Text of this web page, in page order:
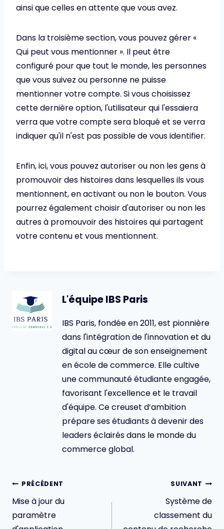
ainsi que celles en attente que vous avez.
Dans la troisième section, vous pouvez gérer «
Qui peut vous mentionner ». Il peut être
configuré pour que tout le monde, les personnes
que vous suivez ou personne ne puisse
mentionner votre compte. Si vous choisissez
cette dernière option, l'utilisateur qui l'essaiera
verra que votre compte sera bloqué et se verra
indiquer qu'il n'est pas possible de vous identifier.
Enfin, ici, vous pouvez autoriser ou non les gens à
promouvoir des histoires dans lesquelles ils vous
mentionnent, en activant ou non le bouton. Vous
pourrez également choisir d'autoriser ou non les
autres à promouvoir des histoires qui partagent
votre contenu et vous mentionnent.
L'équipe IBS Paris
IBS Paris, fondée en 2011, est pionnière
dans l'intégration de l'innovation et du
digital au cœur de son enseignement
en école de commerce. Elle cultive
une communauté étudiante engagée,
favorisant l'excellence et le travail
d'équipe. Ce creuset d’ambition
prépare ses étudiants à devenir des
leaders éclairés dans le monde du
commerce global.
Navigation
de
l’article
PRÉCÉDENT
Mise à jour du
paramètre
SUIVANT
Système de
classement du